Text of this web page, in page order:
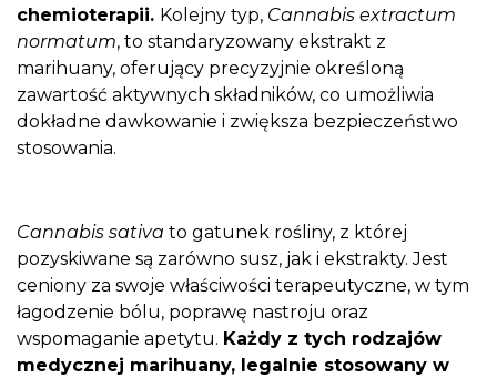
chemioterapii. Kolejny typ, Cannabis extractum
normatum, to standaryzowany ekstrakt z
marihuany, oferujący precyzyjnie określoną
zawartość aktywnych składników, co umożliwia
dokładne dawkowanie i zwiększa bezpieczeństwo
stosowania.
Cannabis sativa to gatunek rośliny, z której
pozyskiwane są zarówno susz, jak i ekstrakty. Jest
ceniony za swoje właściwości terapeutyczne, w tym
łagodzenie bólu, poprawę nastroju oraz
wspomaganie apetytu. Każdy z tych rodzajów
medycznej marihuany, legalnie stosowany w